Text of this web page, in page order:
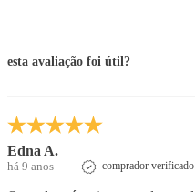
esta avaliação foi útil?
Edna A.
há 9 anos comprador verificado